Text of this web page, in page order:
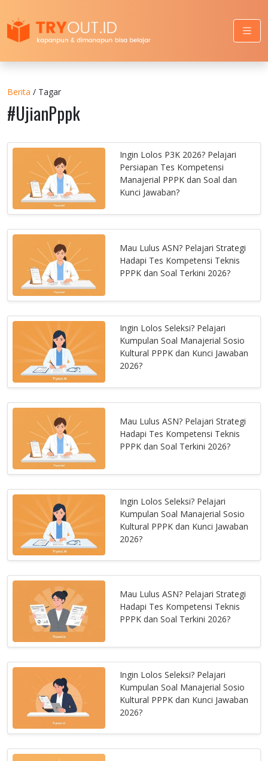
Berita / Tagar
#UjianPppk
Ingin Lolos P3K 2026? Pelajari
Persiapan Tes Kompetensi
Manajerial PPPK dan Soal dan
Kunci Jawaban?
Mau Lulus ASN? Pelajari Strategi
Hadapi Tes Kompetensi Teknis
PPPK dan Soal Terkini 2026?
Ingin Lolos Seleksi? Pelajari
Kumpulan Soal Manajerial Sosio
Kultural PPPK dan Kunci Jawaban
2026?
Mau Lulus ASN? Pelajari Strategi
Hadapi Tes Kompetensi Teknis
PPPK dan Soal Terkini 2026?
Ingin Lolos Seleksi? Pelajari
Kumpulan Soal Manajerial Sosio
Kultural PPPK dan Kunci Jawaban
2026?
Mau Lulus ASN? Pelajari Strategi
Hadapi Tes Kompetensi Teknis
PPPK dan Soal Terkini 2026?
Ingin Lolos Seleksi? Pelajari
Kumpulan Soal Manajerial Sosio
Kultural PPPK dan Kunci Jawaban
2026?